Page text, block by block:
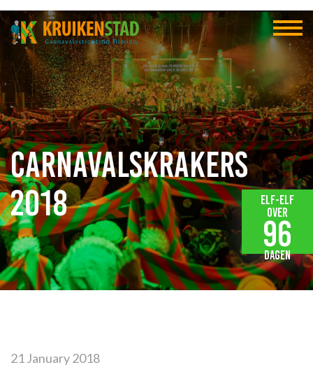
Carnavalskrakers
2018
21 January 2018
Elf-elf
over
96
dagen